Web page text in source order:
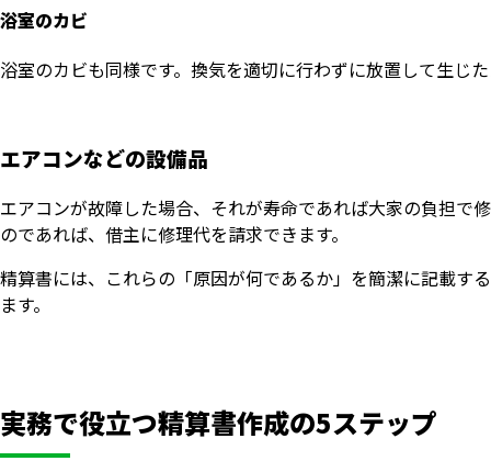
浴室のカビ
浴室のカビも同様です。換気を適切に行わずに放置して生じ
エアコンなどの設備品
エアコンが故障した場合、それが寿命であれば大家の負担で
のであれば、借主に修理代を請求できます。
精算書には、これらの「原因が何であるか」を簡潔に記載す
ます。
実務で役立つ精算書作成の5ステップ